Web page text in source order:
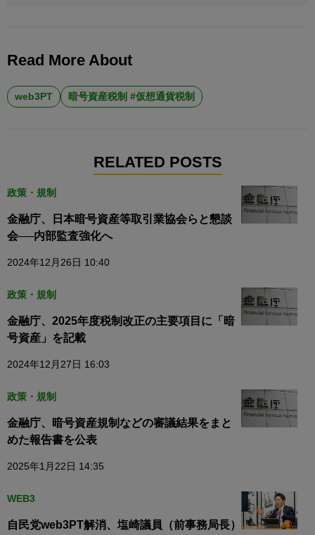
Read More About
web3PT 暗号資産税制 #仮想通貨税制
RELATED POSTS
政策・規制
金融庁、日本暗号資産等取引業協会らと懇談
会──内部監査強化へ
2024年12月26日 10:40
政策・規制
金融庁、2025年度税制改正の主要項目に「暗
号資産」を記載
2024年12月27日 16:03
政策・規制
金融庁、暗号資産規制などの審議結果をまと
めた報告書を公表
2025年1月22日 14:35
WEB3
自民党web3PT解消、塩崎議員（前事務局長）